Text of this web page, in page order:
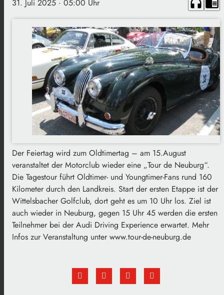
31. Juli 2025 · 05:00 Uhr headphones chrome_reader_mode
Der Feiertag wird zum Oldtimertag – am 15.August
veranstaltet der Motorclub wieder eine „Tour de Neuburg“.
Die Tagestour führt Oldtimer- und Youngtimer-Fans rund 160
Kilometer durch den Landkreis. Start der ersten Etappe ist der
Wittelsbacher Golfclub, dort geht es um 10 Uhr los. Ziel ist
auch wieder in Neuburg, gegen 15 Uhr 45 werden die ersten
Teilnehmer bei der Audi Driving Experience erwartet. Mehr
Infos zur Veranstaltung unter www.tour-de-neuburg.de